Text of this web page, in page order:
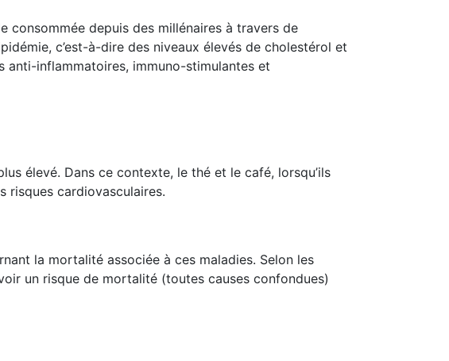
consommée depuis des millénaires à travers de
c’est-à-dire des niveaux élevés de cholestérol et
anti-inflammatoires, immuno-stimulantes et
élevé. Dans ce contexte, le thé et le café, lorsqu’ils
risques cardiovasculaires.
la mortalité associée à ces maladies. Selon les
un risque de mortalité (toutes causes confondues)